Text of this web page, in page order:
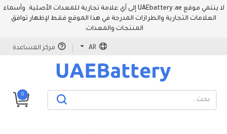
لا ينتمي موقع UAEbattery.ae إلى أي علامة تجارية للمعدات الأصلية. وأسماء
العلامات التجارية والطرازات المدرجة في هذا الموقع فقط لإظهار توافق
المنتجات والمعدات.
AR مركز المساعدة
0